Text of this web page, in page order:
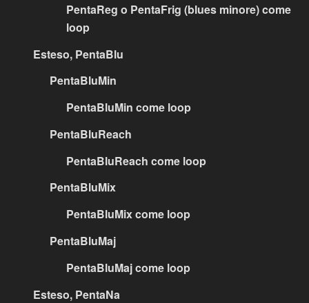
PentaReg o PentaFrig (blues minore) come
loop
Esteso, PentaBlu
PentaBluMin
PentaBluMin come loop
PentaBluReach
PentaBluReach come loop
PentaBluMix
PentaBluMix come loop
PentaBluMaj
PentaBluMaj come loop
Esteso, PentaNa